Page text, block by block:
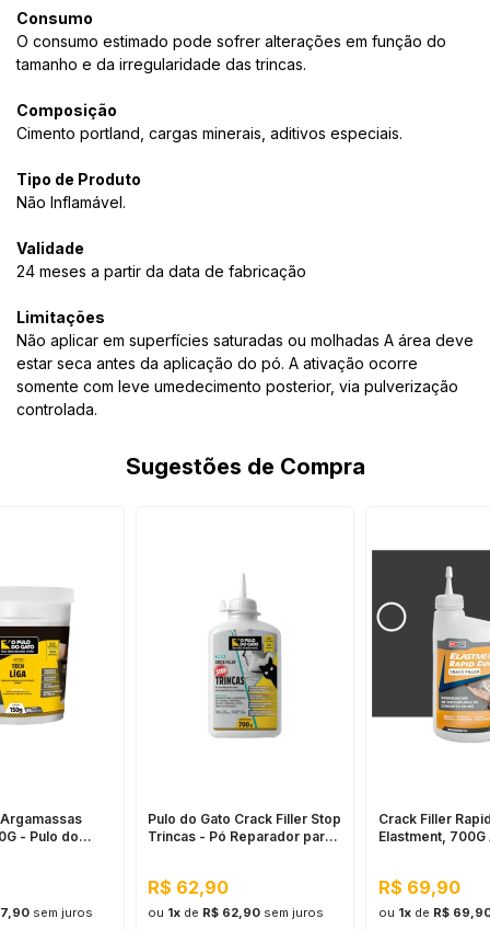
Consumo
O consumo estimado pode sofrer alterações em função do
tamanho e da irregularidade das trincas.
Composição
Cimento portland, cargas minerais, aditivos especiais.
Tipo de Produto
Não Inflamável.
Validade
24 meses a partir da data de fabricação
Limitações
Não aplicar em superfícies saturadas ou molhadas A área deve
estar seca antes da aplicação do pó. A ativação ocorre
somente com leve umedecimento posterior, via pulverização
controlada.
Sugestões de Compra
- Pulo do
sem juros
Pulo do Gato Crack Filler Stop
Trincas - Pó Reparador para
R$ 62,90
ou 1x de R$ 62,90 sem juros
Crack Filler
Elastment,
R$ 69,90
ou 1xde R$